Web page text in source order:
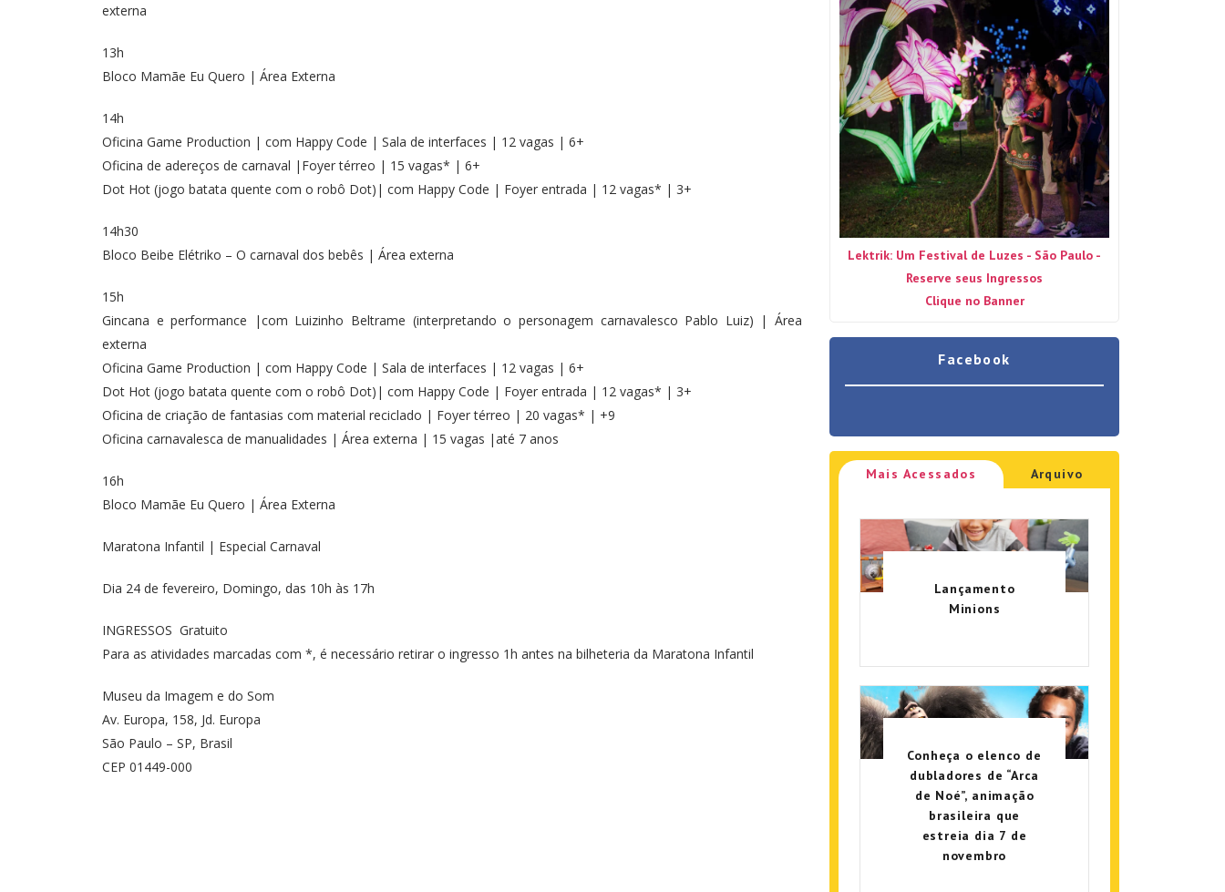
externa
13h
Bloco Mamãe Eu Quero | Área Externa
14h
Oficina Game Production | com Happy Code | Sala de interfaces | 12 vagas | 6+
Oficina de adereços de carnaval |Foyer térreo | 15 vagas* | 6+
Dot Hot (jogo batata quente com o robô Dot)| com Happy Code | Foyer entrada | 12 vagas* | 3+
14h30
Bloco Beibe Elétriko – O carnaval dos bebês | Área externa
15h
Gincana e performance |com Luizinho Beltrame (interpretando o personagem carnavalesco Pablo Luiz) | Área
externa
Oficina Game Production | com Happy Code | Sala de interfaces | 12 vagas | 6+
Dot Hot (jogo batata quente com o robô Dot)| com Happy Code | Foyer entrada | 12 vagas* | 3+
Oficina de criação de fantasias com material reciclado | Foyer térreo | 20 vagas* | +9
Oficina carnavalesca de manualidades | Área externa | 15 vagas |até 7 anos
16h
Bloco Mamãe Eu Quero | Área Externa
Maratona Infantil | Especial Carnaval
Dia 24 de fevereiro, Domingo, das 10h às 17h
INGRESSOS Gratuito
Para as atividades marcadas com *, é necessário retirar o ingresso 1h antes na bilheteria da Maratona Infantil
Museu da Imagem e do Som
Av. Europa, 158, Jd. Europa
São Paulo – SP, Brasil
CEP 01449-000
Lektrik: Um Festival de Luzes - São Paulo -
Reserve seus Ingressos
Clique no Banner
Facebook
Mais Acessados Arquivo
Lançamento
Minions
Conheça o elenco de
dubladores de “Arca
de Noé”, animação
brasileira que
estreia dia 7 de
novembro